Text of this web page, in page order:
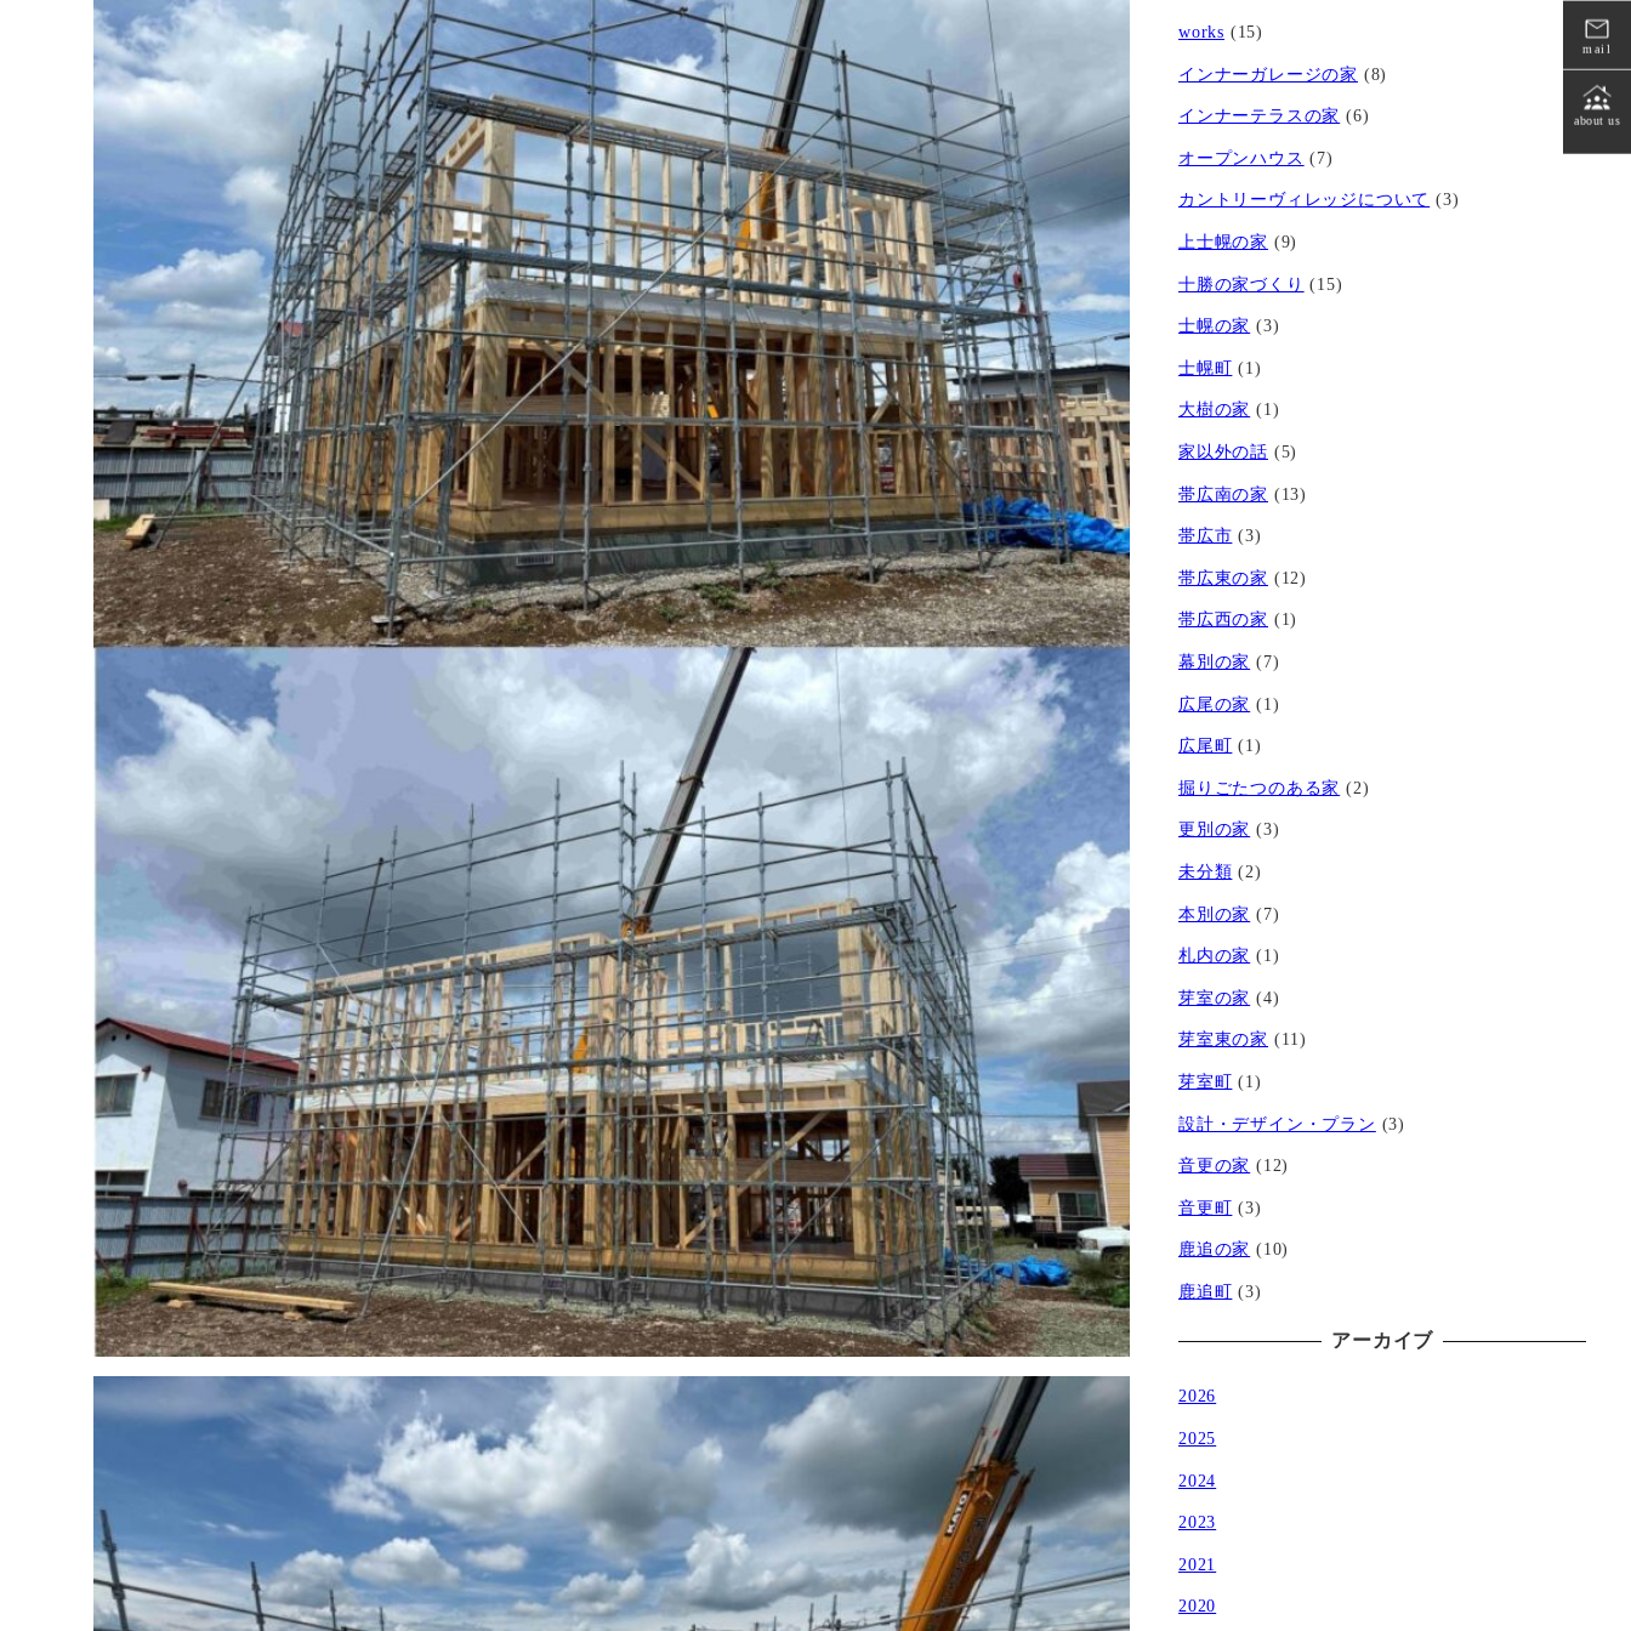
mail
about us
works (15)
インナーガレージの家 (8)
インナーテラスの家 (6)
オープンハウス (7)
カントリーヴィレッジについて (3)
上士幌の家 (9)
十勝の家づくり (15)
士幌の家 (3)
士幌町 (1)
大樹の家 (1)
家以外の話 (5)
帯広南の家 (13)
帯広市 (3)
帯広東の家 (12)
帯広西の家 (1)
幕別の家 (7)
広尾の家 (1)
広尾町 (1)
掘りごたつのある家 (2)
更別の家 (3)
未分類 (2)
本別の家 (7)
札内の家 (1)
芽室の家 (4)
芽室東の家 (11)
芽室町 (1)
設計・デザイン・プラン (3)
音更の家 (12)
音更町 (3)
鹿追の家 (10)
鹿追町 (3)
アーカイブ
2026
2025
2024
2023
2021
2020